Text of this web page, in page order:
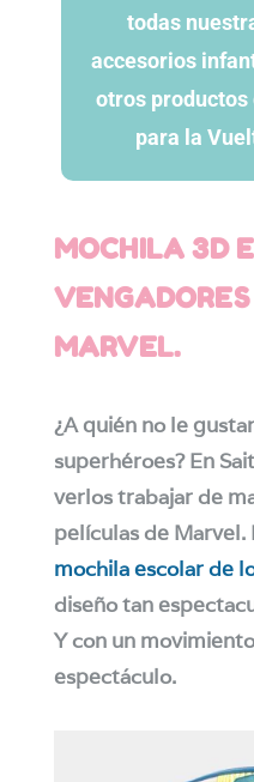
todas
accesorios
otros
para la
MOCHILA 3D
MARVEL.
¿A quién no le
superhéroes? En
verlos trabajar de
películas de Marvel.
mochila escolar de
diseño tan
Y con un
espectáculo.